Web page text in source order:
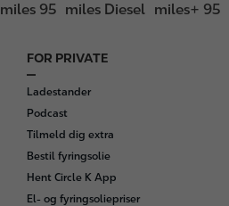
miles 95 miles Diesel miles+ 95
F
o
o
t
e
r
FOR PRIVATE
Ladestander
Podcast
Tilmeld dig extra
Bestil fyringsolie
Hent Circle K App
El- og fyringsoliepriser